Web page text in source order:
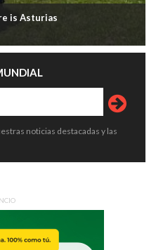
is Asturias
noticias destacadas y las